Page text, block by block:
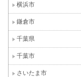
横浜市
鎌倉市
千葉県
千葉市
さいたま市